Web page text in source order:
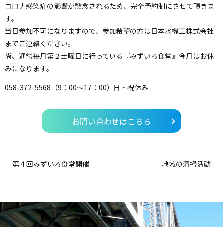
コロナ感染症の影響が懸念されるため、完全予約制にさせて頂きま
す。
当日参加不可になりますので、参加希望の方は日本水機工株式会社
までご連絡ください。
尚、通常毎月第２土曜日に行っている『みずいろ食堂』今月はお休
みになります。
058-372-5568（9：00～17：00）日・祝休み
お問い合わせはこちら
第４回みずいろ食堂開催 地域の清掃活動